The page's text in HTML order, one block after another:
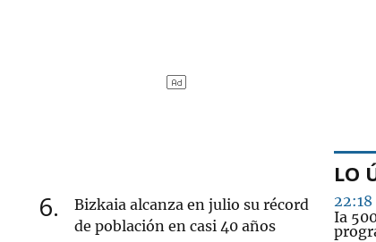
6
Bizkaia alcanza en julio su récord
de población en casi 40 años
LO
22:18
Ia